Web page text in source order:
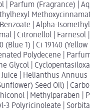
| Parfum (Fragrance) |
| Alpha-
| Citronellol | Farnesol |
(Blue 1) | Ci 19140
Polydecene |
Glycol |
| Helianthus Annuus
Seed Oil) |
| Methylparaben |
3 Polyricinoleate |